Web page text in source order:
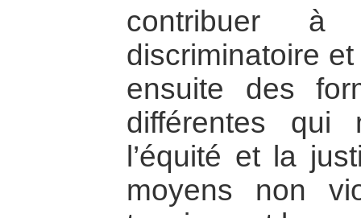
contribuer à
discriminatoire
ensuite des
différentes qui
l’équité et la
moyens non